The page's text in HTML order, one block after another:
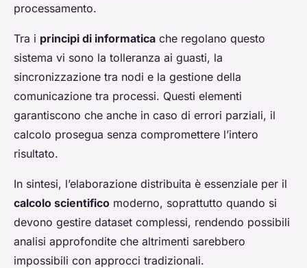
processamento.
Tra i principi di informatica che regolano questo
sistema vi sono la tolleranza ai guasti, la
sincronizzazione tra nodi e la gestione della
comunicazione tra processi. Questi elementi
garantiscono che anche in caso di errori parziali, il
calcolo prosegua senza compromettere l’intero
risultato.
In sintesi, l’elaborazione distribuita è essenziale per il
calcolo scientifico moderno, soprattutto quando si
devono gestire dataset complessi, rendendo possibili
analisi approfondite che altrimenti sarebbero
impossibili con approcci tradizionali.